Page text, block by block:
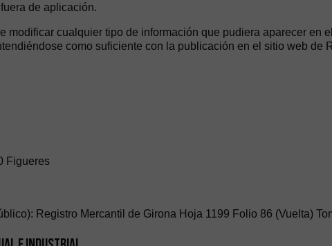
de aplicación.
modificar cualquier tipo de información que pudiera aparecer
como suficiente con la publicación en el sitio web de
Figueres
Registro Mercantil de Girona Hoja 1199 Folio 86 (Vuelta)